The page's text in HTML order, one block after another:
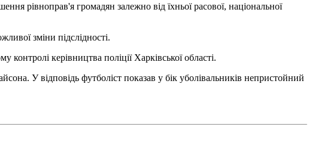
рівноправ'я громадян залежно від їхньої расової, національної
​​зміни підслідності.
керівництва поліції Харківської області.
У відповідь футболіст показав у бік уболівальників непристойний